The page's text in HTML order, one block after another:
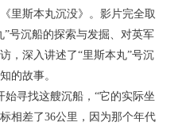
里斯本丸沉没》。影片完全取
号沉船的探索与发掘、对英军
，深入讲述了“里斯本丸”号沉
的故事。
寻找这艘沉船，“它的实际坐
相差了36公里，因为那个年代